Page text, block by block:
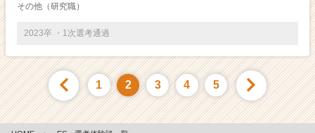
その他（研究職）
2023卒 ・1次選考通過
1 2 3 4 5